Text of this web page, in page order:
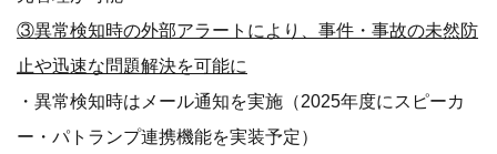
③異常検知時の外部アラートにより、事件・事故の未然防
止や迅速な問題解決を可能に
・異常検知時はメール通知を実施（2025年度にスピーカ
ー・パトランプ連携機能を実装予定）